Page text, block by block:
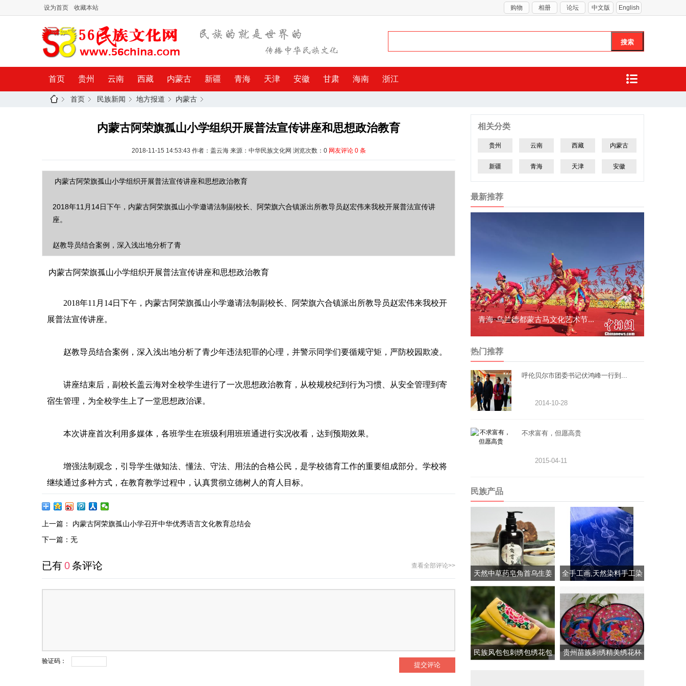
设为首页 收藏本站 购物 相册 论坛 中文版 English
首页 贵州 云南 西藏 内蒙古 新疆 青海 天津 安徽 甘肃 海南 浙江
首页 民族新闻 地方报道 内蒙古
内蒙古阿荣旗孤山小学组织开展普法宣传讲座和思想政治教育
2018-11-15 14:53:43 作者：盖云海 来源：中华民族文化网 浏览次数： 0 网友评论 0条
内蒙古阿荣旗孤山小学组织开展普法宣传讲座和思想政治教育
2018年11月14日下午，内蒙古阿荣旗孤山小学邀请法制副校长、阿荣旗六合镇派出所教导员赵宏伟来我校开展普法宣传讲
座。
赵教导员结合案例，深入浅出地分析了青
内蒙古阿荣旗孤山小学组织开展普法宣传讲座和思想政治教育
2018年11 月 14日下午，内蒙古阿荣旗孤山小学邀请法制副校长、阿荣旗六合镇派出所教导员赵宏伟来我校开
展普法宣传讲座。
赵教导员结合案例，深入浅出地分析了青少年违法犯罪的心理，并警示同学们要循规守矩，严防校园欺凌。
讲座结束后，副校长盖云海对全校学生进行了一次思想政治教育，从校规校纪到行为习惯、从安全管理到寄
宿生管理，为全校学生上了一堂思想政治课。
本次讲座首次利用多媒体，各班学生在班级利用班班通进行实况收看，达到预期效果。
增强法制观念，引导学生做知法、懂法、守法、用法的合格公民，是学校德育工作的重要组成部分。学校将
继续通过多种方式，在教育教学过程中，认真贯彻立德树人的育人目标。
上一篇： 内蒙古阿荣旗孤山小学召开中华优秀语言文化教育总结会
下一篇：无
已有0条评论 查看全部评论>>
验证码：
相关分类
贵州 云南 西藏 内蒙古
新疆 青海 天津 安徽
最新推荐
青海·乌兰德都蒙古马文化艺术节...
热门推荐
呼伦贝尔市团委书记伏鸿峰一行到...
2014-10-28
不求富有，但愿高贵
2015-04-11
民族产品
天然中草药皂角首乌生姜
洗...
全手工画,天然染料手工染
民族风包包刺绣包绣花包
贵州苗族刺绣精美绣花杯